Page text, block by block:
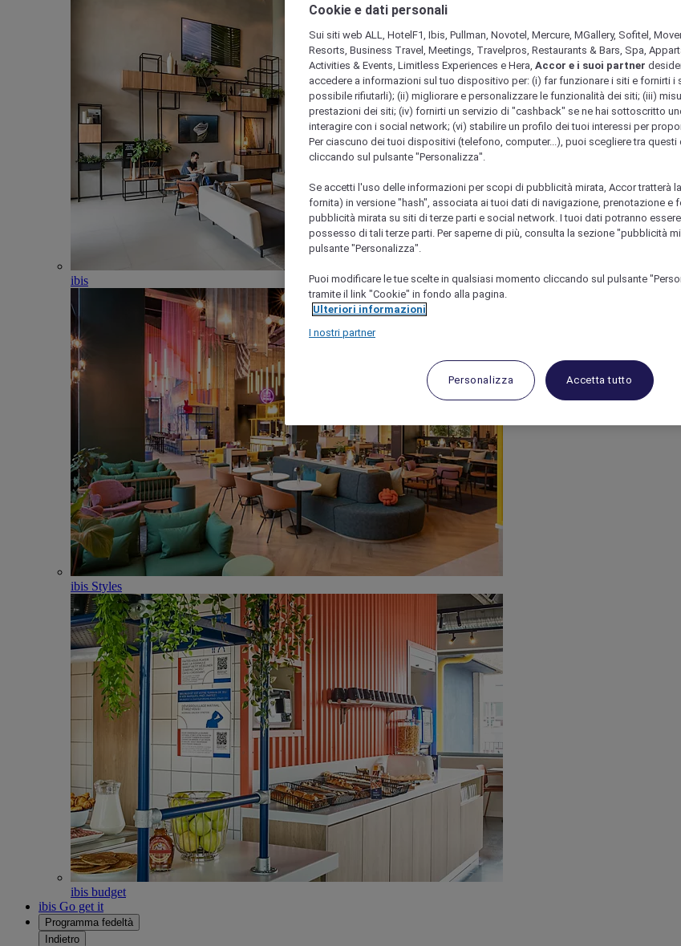
ibis
ibis Styles
ibis budget
ibis Go get it
Programma fedeltà
Indietro
Cookie e dati personali
Sui siti web ALL, HotelF1, Ibis, Pullman, Novotel, Mercure, MGallery, Sofitel,
Resorts, Business Travel, Meetings, Travelpros, Restaurants & Bars, Spa,
Activities & Events, Limitless Experiences e Hera, Accor e i suoi partner
accedere a informazioni sul tuo dispositivo per: (i) far funzionare i siti e fornirti i
possibile rifiutarli); (ii) migliorare e personalizzare le funzionalità dei siti; (iii)
prestazioni dei siti; (iv) fornirti un servizio di "cashback" se ne hai sottoscritto
interagire con i social network; (vi) stabilire un profilo dei tuoi interessi per
Per ciascuno dei tuoi dispositivi (telefono, computer...), puoi scegliere tra questi
cliccando sul pulsante "Personalizza".
Se accetti l'uso delle informazioni per scopi di pubblicità mirata, Accor tratterà
fornita) in versione "hash", associata ai tuoi dati di navigazione, prenotazione e
pubblicità mirata su siti di terze parti e social network. I tuoi dati potranno
possesso di tali terze parti. Per saperne di più, consulta la sezione "pubblicità
pulsante "Personalizza".
Puoi modificare le tue scelte in qualsiasi momento cliccando sul pulsante
tramite il link "Cookie" in fondo alla pagina.
Ulteriori informazioni
I nostri partner
Personalizza Accetta tutto